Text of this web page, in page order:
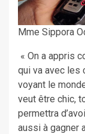
Mme Sippora
« On a appris
qui va avec les
voyant le
veut être chic,
permettra
aussi à gagner